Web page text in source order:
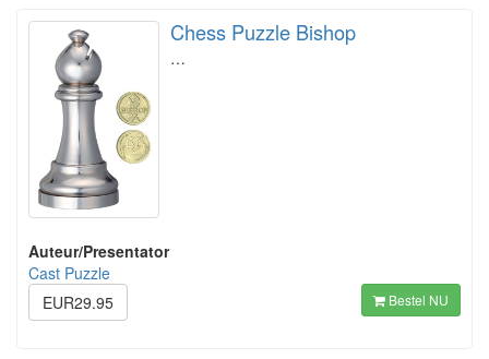
Chess Puzzle Bishop
…
Auteur/Presentator
Cast Puzzle
EUR29.95
Bestel NU